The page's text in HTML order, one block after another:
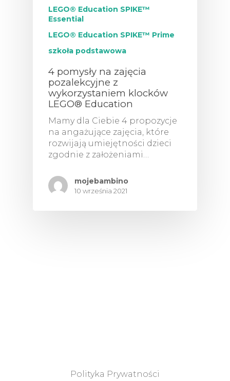
LEGO® Education SPIKE™
Essential
LEGO® Education SPIKE™ Prime
szkoła podstawowa
4 pomysły na zajęcia
pozalekcyjne z
wykorzystaniem klocków
LEGO® Education
Mamy dla Ciebie 4 propozycje
na angażujące zajęcia, które
rozwijają umiejętności dzieci
zgodnie z założeniami…
mojebambino
10 września 2021
Polityka Prywatności